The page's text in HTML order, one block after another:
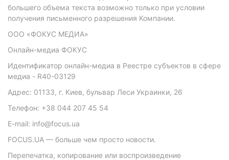
большего объема текста возможно только при условии
получения письменного разрешения Компании.
ООО «ФОКУС МЕДИА»
Онлайн-медиа ФОКУС
Идентификатор онлайн-медиа в Реестре субъектов в сфере
медиа - R40-03129
Адрес: 01133, г. Киев, бульвар Леси Украинки, 26
Телефон: +38 044 207 45 54
E-mail: info@focus.ua
FOCUS.UA — больше чем просто новости.
Перепечатка, копирование или воспроизведение